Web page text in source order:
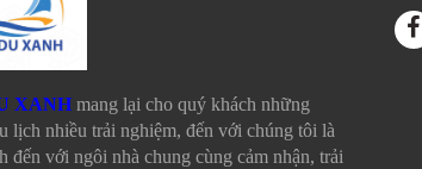
XANH mang lại cho quý khách những
lịch nhiều trải nghiệm, đến với chúng tôi là
đến với ngôi nhà chung cùng cảm nhận, trải